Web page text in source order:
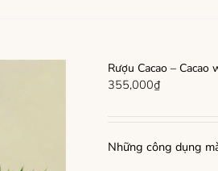
Rượu Cacao –
355,000₫
Những công dụng